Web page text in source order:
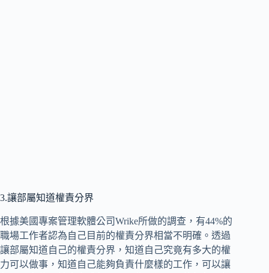
3.讓部屬知道權責分界
根據美國專案管理軟體公司Wrike所做的調查，有44%的
職場工作者認為自己目前的權責分界相當不明確。透過
讓部屬知道自己的權責分界，知道自己究竟有多大的權
力可以做事，知道自己能夠負責什麼樣的工作，可以讓